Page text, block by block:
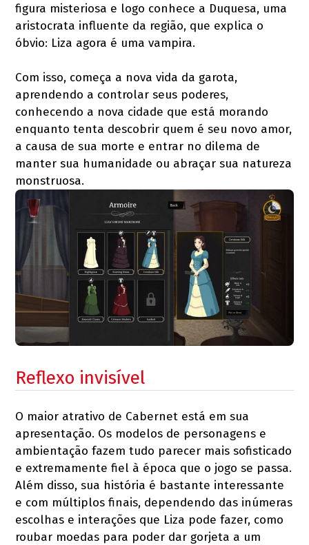
figura misteriosa e logo conhece a Duquesa, uma
aristocrata influente da região, que explica o
óbvio: Liza agora é uma vampira.
Com isso, começa a nova vida da garota,
aprendendo a controlar seus poderes,
conhecendo a nova cidade que está morando
enquanto tenta descobrir quem é seu novo amor,
a causa de sua morte e entrar no dilema de
manter sua humanidade ou abraçar sua natureza
monstruosa.
Reflexo invisível
O maior atrativo de Cabernet está em sua
apresentação. Os modelos de personagens e
ambientação fazem tudo parecer mais sofisticado
e extremamente fiel à época que o jogo se passa.
Além disso, sua história é bastante interessante
e com múltiplos finais, dependendo das inúmeras
escolhas e interações que Liza pode fazer, como
roubar moedas para poder dar gorjeta a um